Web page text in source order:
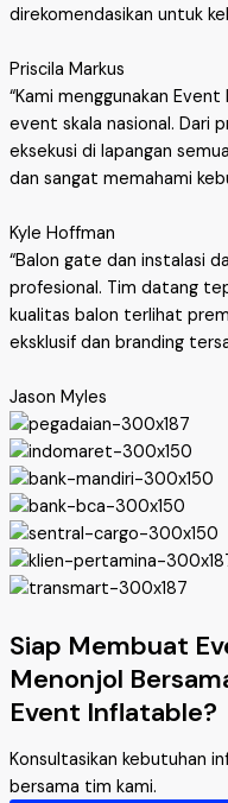
direkomendasikan untuk
Priscila Markus
“Kami menggunakan
event skala nasional. Dari
eksekusi di lapangan
dan sangat memahami
Kyle Hoffman
“Balon gate dan instalasi
profesional. Tim datang
kualitas balon terlihat
eksklusif dan branding
Jason Myles
Siap Membuat
Menonjol
Event Inflatable?
Konsultasikan kebutuhan
bersama tim kami.